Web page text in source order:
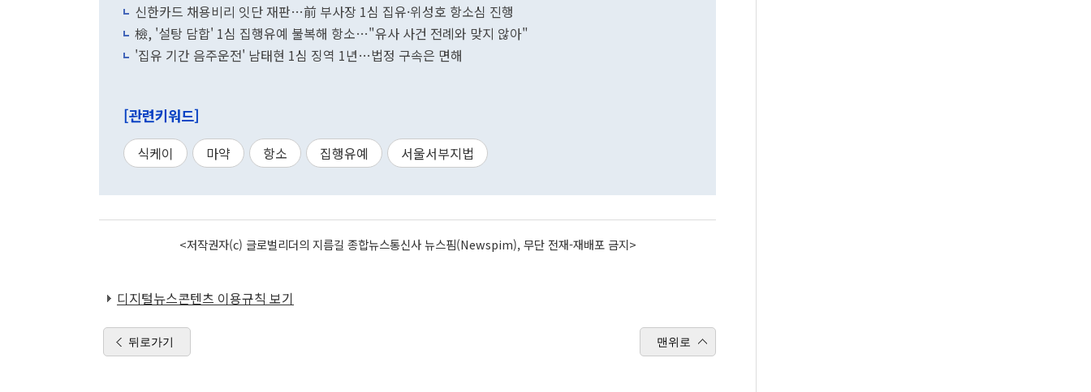
신한카드 채용비리 잇단 재판…前 부사장 1심 집유·위성호 항소심 진행
檢, '설탕 담합' 1심 집행유예 불복해 항소…"유사 사건 전례와 맞지 않아"
'집유 기간 음주운전' 남태현 1심 징역 1년…법정 구속은 면해
[관련키워드]
식케이 마약 항소 집행유예 서울서부지법
<저작권자(c) 글로벌리더의 지름길 종합뉴스통신사 뉴스핌(Newspim), 무단 전재-재배포 금지>
디지털뉴스콘텐츠 이용규칙 보기
뒤로가기 맨위로